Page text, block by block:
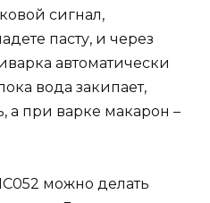
сигнал,
пасту, и через
автоматически
вода закипает,
а при варке макарон –
можно делать